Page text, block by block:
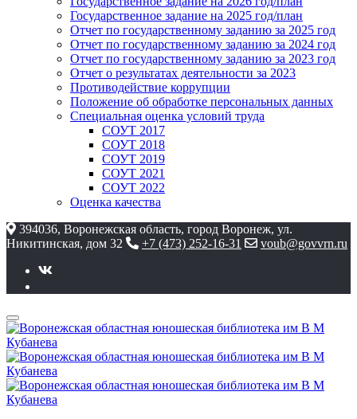
Государственное задание на 2025 год/план
Отчет по государственному заданию за 2025 год
Отчет по государственному заданию за 2024 год
Отчет по государственному заданию за 2023 год
Отчет о результатах деятельности за 2023
Противодействие коррупции
Положение об обработке персональных данных
Специальная оценка условий труда
СОУТ 2017
СОУТ 2018
СОУТ 2019
СОУТ 2021
СОУТ 2022
Оценка качества
394036, Воронежская область, город Воронеж, ул.
Никитинская, дом 32
+7 (473) 252-16-31 voub@govvrn.ru